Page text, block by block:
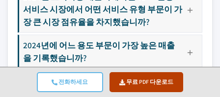
전화하세요 무료 PDF 다운로드
서비스 시장에서 어떤 서비스 유형 부문이 가
장 큰 시장 점유율을 차지했습니까?
2024년에 어느 용도 부문이 가장 높은 매출
을 기록했습니까?
2024년 소비자용 애플리케이션 4D 프린팅
서비스 시장에서 어느 기술 부문이 가장 큰